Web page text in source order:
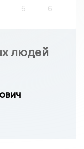
5 6
людей